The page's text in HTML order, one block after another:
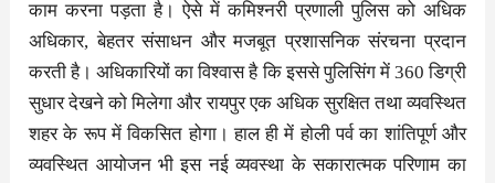
काम करना पड़ता है। ऐसे में कमिश्नरी प्रणाली पुलिस को अधिक
अधिकार, बेहतर संसाधन और मजबूत प्रशासनिक संरचना प्रदान
करती है। अधिकारियों का विश्वास है कि इससे पुलिसिंग में 360 डिग्री
सुधार देखने को मिलेगा और रायपुर एक अधिक सुरक्षित तथा व्यवस्थित
शहर के रूप में विकसित होगा। हाल ही में होली पर्व का शांतिपूर्ण और
व्यवस्थित आयोजन भी इस नई व्यवस्था के सकारात्मक परिणाम का